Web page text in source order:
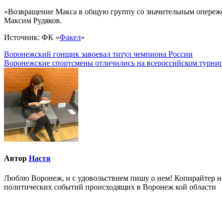
«Возвращение Макса в общую группу со значительным
Максим Рудяков.
Источник: ФК «Факел»
Навигация
по
записям
Воронежский гонщик завоевал титул чемпиона России
Воронежские спортсмены отличились на всероссийском
Автор Настя
Люблю Воронеж, и с удовольствием пишу о нем! Копирайтер
политических событий происходящих в Воронеж кой области